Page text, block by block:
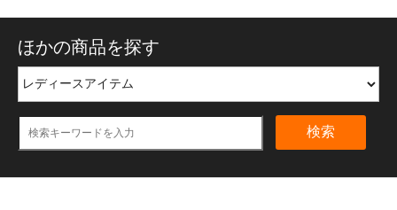
ほかの商品を探す
検索